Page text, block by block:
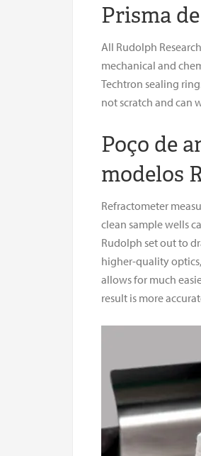
Prisma
All Rudolph
mechanical and
Techtron sealing
not scratch and can
Poço de
modelos
Refractometer
clean sample wells
Rudolph set out to
higher-quality
allows for much
result is more